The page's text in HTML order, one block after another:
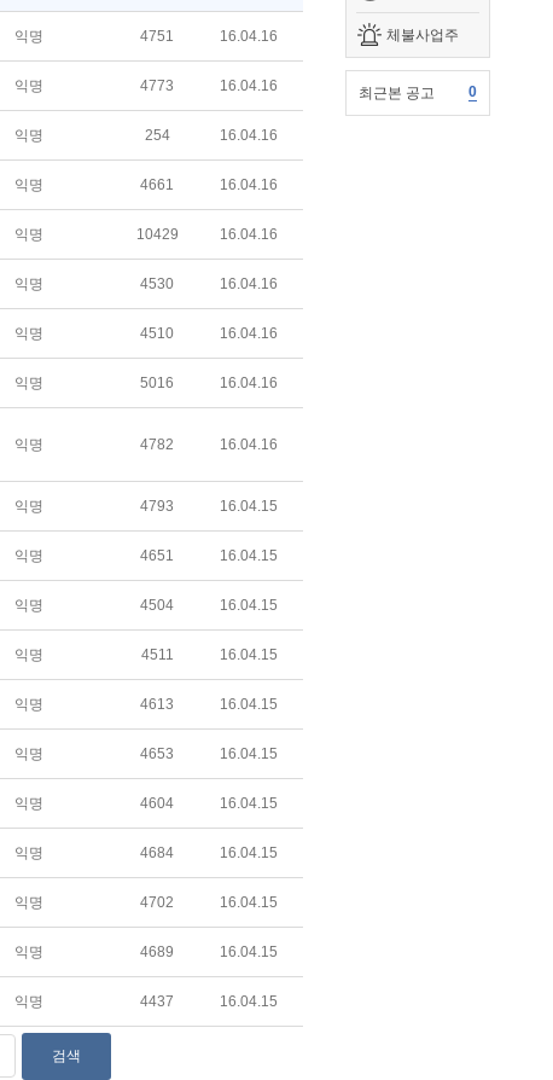
체불사업주
최근본 공고 0
익명 4751 16.04.16
익명 4773 16.04.16
익명 254 16.04.16
익명 4661 16.04.16
익명 10429 16.04.16
익명 4530 16.04.16
익명 4510 16.04.16
익명 5016 16.04.16
익명 4782 16.04.16
익명 4793 16.04.15
익명 4651 16.04.15
익명 4504 16.04.15
익명 4511 16.04.15
익명 4613 16.04.15
익명 4653 16.04.15
익명 4604 16.04.15
익명 4684 16.04.15
익명 4702 16.04.15
익명 4689 16.04.15
익명 4437 16.04.15